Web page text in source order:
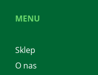
MENU
Sklep
O nas